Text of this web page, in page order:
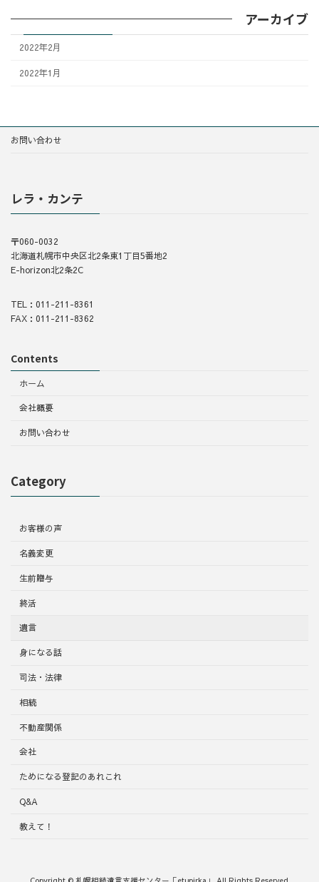
アーカイブ
2022年2月
2022年1月
お問い合わせ
レラ・カンテ
〒060-0032
北海道札幌市中央区北2条東1丁目5番地2
E-horizon北2条2C
TEL：011-211-8361
FAX：011-211-8362
Contents
ホーム
会社概要
お問い合わせ
Category
お客様の声
名義変更
生前贈与
終活
遺言
身になる話
司法・法律
相続
不動産関係
会社
ためになる登記のあれこれ
Q&A
教えて！